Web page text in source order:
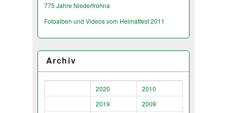
775 Jahre Niederfrohna
Fotoalben und Videos vom Heimatfest 2011
Archiv
2020
2010
2019
2009